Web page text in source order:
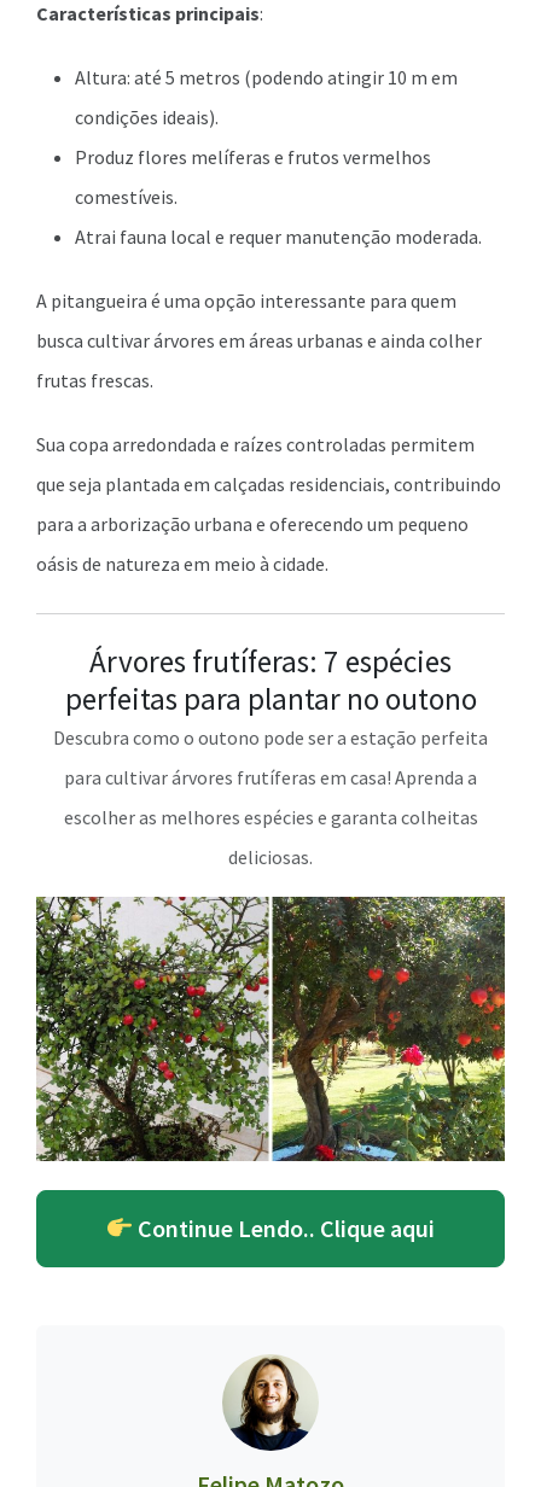
Características principais:
Altura: até 5 metros (podendo atingir 10 m em
condições ideais).
Produz flores melíferas e frutos vermelhos
comestíveis.
Atrai fauna local e requer manutenção moderada.
A pitangueira é uma opção interessante para quem
busca cultivar árvores em áreas urbanas e ainda colher
frutas frescas.
Sua copa arredondada e raízes controladas permitem
que seja plantada em calçadas residenciais, contribuindo
para a arborização urbana e oferecendo um pequeno
oásis de natureza em meio à cidade.
Árvores frutíferas: 7 espécies
perfeitas para plantar no outono
Descubra como o outono pode ser a estação perfeita
para cultivar árvores frutíferas em casa! Aprenda a
escolher as melhores espécies e garanta colheitas
deliciosas.
Continue Lendo.. Clique aqui